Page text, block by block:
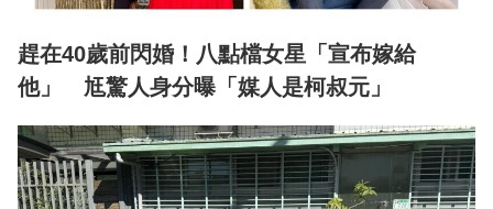
趕在40歲前閃婚！八點檔女星「宣布嫁給
他」 尪驚人身分曝「媒人是柯叔元」